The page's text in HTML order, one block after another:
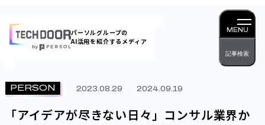
容
を
キッ
プ
パーソルグループの
AI活用を紹介するメディア
MENU
記事検索
PERSON 2023.08.29 2024.09.19
「アイデアが尽きない日々」コンサル業界か